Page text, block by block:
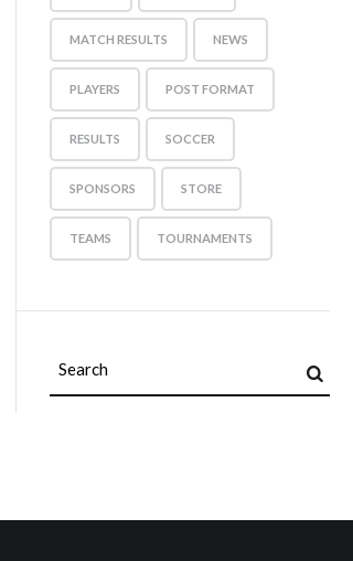
MATCH RESULTS NEWS
PLAYERS POST FORMAT
RESULTS SOCCER
SPONSORS STORE
TEAMS TOURNAMENTS